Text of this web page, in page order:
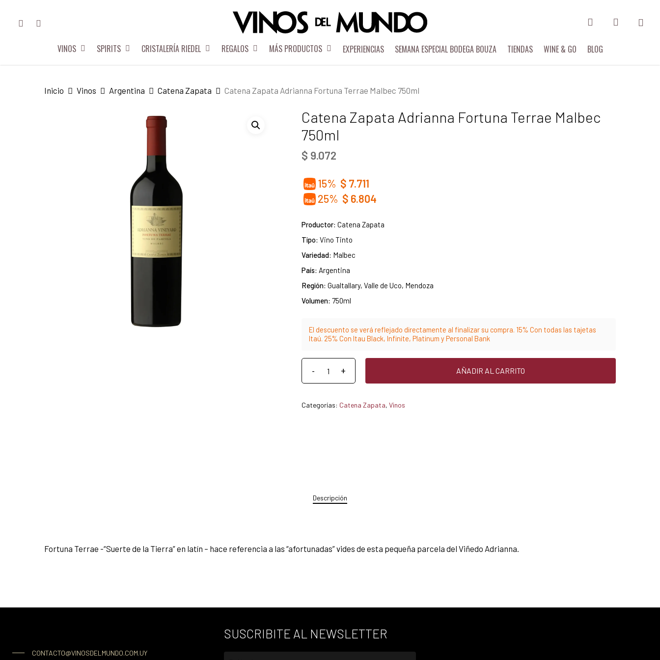
FACEBOOKINSTAGRAM
VINOS SPIRITS CRISTALERÍA RIEDEL REGALOS MÁS PRODUCTOS EXPERIENCIAS SEMANA ESPECIAL BODEGA BOUZA TIENDAS WINE & GO BLOG
Inicio Vinos Argentina Catena Zapata Catena Zapata Adrianna Fortuna Terrae Malbec 750ml
Catena Zapata Adrianna Fortuna Terrae Malbec
750ml
$ 9.072
15% $ 7.711
25% $ 6.804
Productor: Catena Zapata
Tipo: Vino Tinto
Variedad: Malbec
País: Argentina
Región: Gualtallary, Valle de Uco, Mendoza
Volumen: 750ml
El descuento se verá reflejado directamente al finalizar su compra. 15% Con todas las tajetas
Itaú. 25% Con Itau Black, Infinite, Platinum y Personal Bank
AÑADIR AL CARRITO
Categorías: Catena Zapata, Vinos
Descripción
Fortuna Terrae -“Suerte de la Tierra” en latín – hace referencia a las “afortunadas” vides de esta pequeña parcela del Viñedo Adrianna.
CONTACTO@VINOSDELMUNDO.COM.UY
SUSCRIBITE AL NEWSLETTER